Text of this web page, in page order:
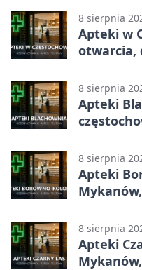
8 sierpnia
Apteki w
otwarcia,
8 sierpnia
Apteki
8 sierpnia
Apteki
8 sierpnia
Apteki